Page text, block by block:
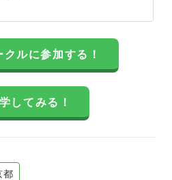
クルに参加する！
してみる！
都